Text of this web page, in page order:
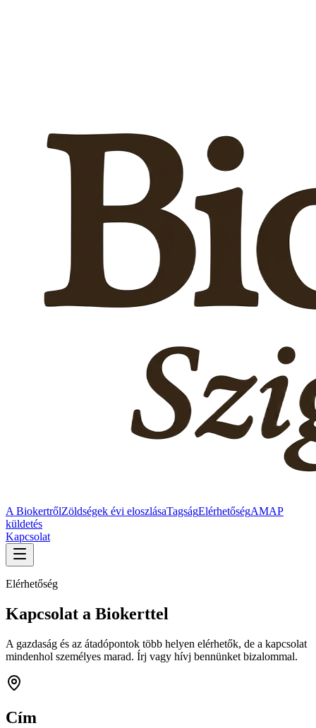
A BiokertrőlZöldségek évi eloszlásaTagságElérhetőségAMAP
küldetés
Kapcsolat
Elérhetőség
Kapcsolat a Biokerttel
A gazdaság és az átadópontok több helyen elérhetők, de a kapcsolat
mindenhol személyes marad. Írj vagy hívj bennünket bizalommal.
Cím